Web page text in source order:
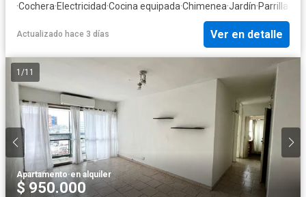
·Cochera·Electricidad·Cocina equipada·Chimenea·Jardín·Parrilla
Actualizado hace 3 días Ver en detalle
1 /11
Apartamento·en alquiler
$ 950.000